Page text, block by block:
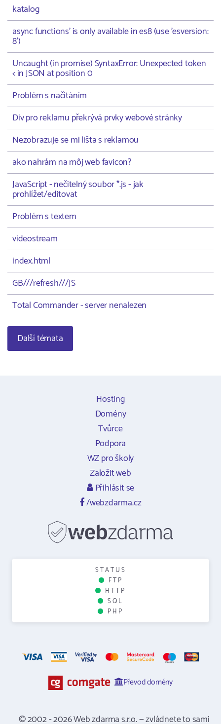
katalog
async functions' is only available in es8 (use 'esversion:
8')
Uncaught (in promise) SyntaxError: Unexpected token
< in JSON at position 0
Problém s načítáním
Div pro reklamu překrývá prvky webové stránky
Nezobrazuje se mi lišta s reklamou
ako nahrám na môj web favicon?
JavaScript - nečitelný soubor *.js - jak
prohlížet/editovat
Problém s textem
videostream
index.html
GB///refresh///JS
Total Commander - server nenalezen
Další témata
Hosting
Domény
Tvůrce
Podpora
WZ pro školy
Založit web
Přihlásit se
/webzdarma.cz
STATUS
FTP
HTTP
SQL
PHP
Převod domény
© 2002 - 2026 Web zdarma s.r.o. — zvládnete to sami